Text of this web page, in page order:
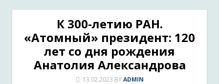
К 300-летию РАН.
«Атомный» президент: 120
лет со дня рождения
Анатолия Александрова
13.02.2023 BY ADMIN